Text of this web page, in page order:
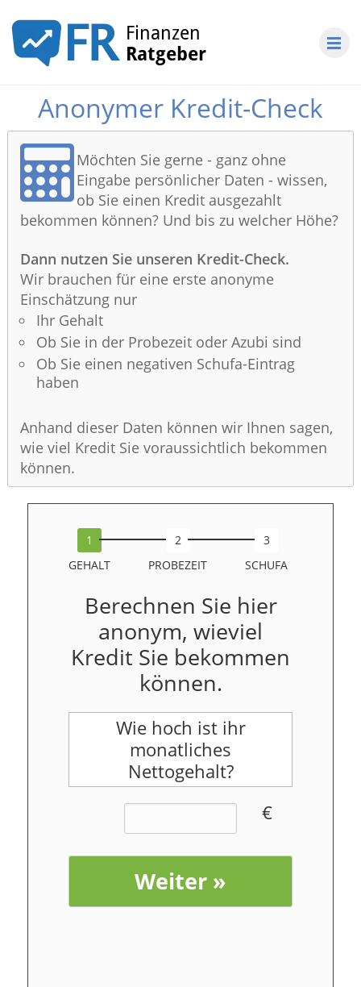
Anonymer Kredit-Check
Möchten Sie gerne - ganz ohne
Eingabe persönlicher Daten - wissen,
ob Sie einen Kredit ausgezahlt
bekommen können? Und bis zu welcher Höhe?
Dann nutzen Sie unseren Kredit-Check.
Wir brauchen für eine erste anonyme
Einschätzung nur
Ihr Gehalt
Ob Sie in der Probezeit oder Azubi sind
Ob Sie einen negativen Schufa-Eintrag
haben
Anhand dieser Daten können wir Ihnen sagen,
wie viel Kredit Sie voraussichtlich bekommen
können.
GEHALT PROBEZEIT SCHUFA
Berechnen Sie hier
anonym, wieviel
Kredit Sie bekommen
können.
Wie hoch ist ihr
monatliches
Nettogehalt?